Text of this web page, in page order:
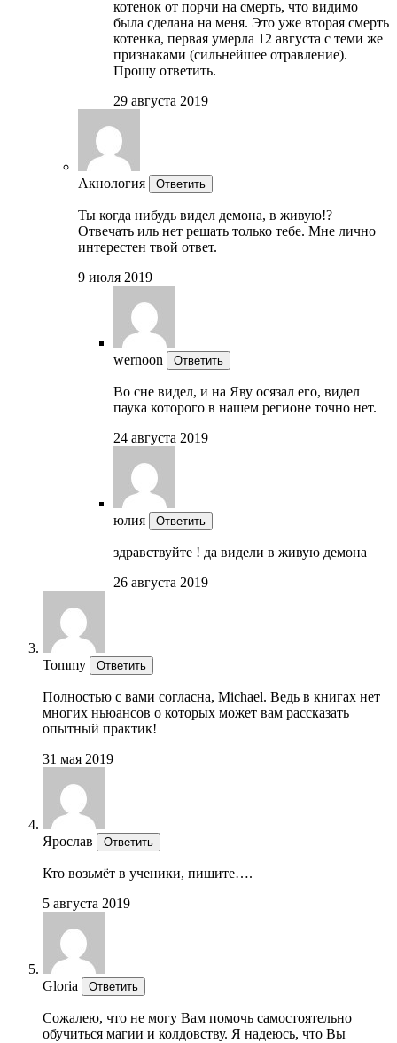
котенок от порчи на смерть, что видимо
была сделана на меня. Это уже вторая смерть
котенка, первая умерла 12 августа с теми же
признаками (сильнейшее отравление).
Прошу ответить.
29 августа 2019
Акнология Ответить
Ты когда нибудь видел демона, в живую!?
Отвечать иль нет решать только тебе. Мне лично
интерестен твой ответ.
9 июля 2019
wernoon Ответить
Во сне видел, и на Яву осязал его, видел
паука которого в нашем регионе точно нет.
24 августа 2019
юлия Ответить
здравствуйте ! да видели в живую демона
26 августа 2019
Tommy Ответить
Полностью с вами согласна, Michaеl. Ведь в книгах нет
многих ньюансов о которых может вам рассказать
опытный практик!
31 мая 2019
Ярослав Ответить
Кто возьмёт в ученики, пишите….
5 августа 2019
Gloria Ответить
Сожалею, что не могу Вам помочь самостоятельно
обучиться магии и колдовству. Я надеюсь, что Вы